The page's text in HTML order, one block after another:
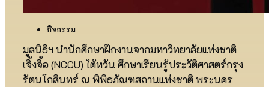
กิจกรรม
มูลนิธิฯ นำนักศึกษาฝึกงานจากมหาวิทยาลัยแห่งชาติ
เจิ้งจิ้อ (NCCU) ไต้หวัน ศึกษาเรียนรู้ประวัติศาสตร์กรุง
รัตนโกสินทร์ ณ พิพิธภัณฑสถานแห่งชาติ พระนคร